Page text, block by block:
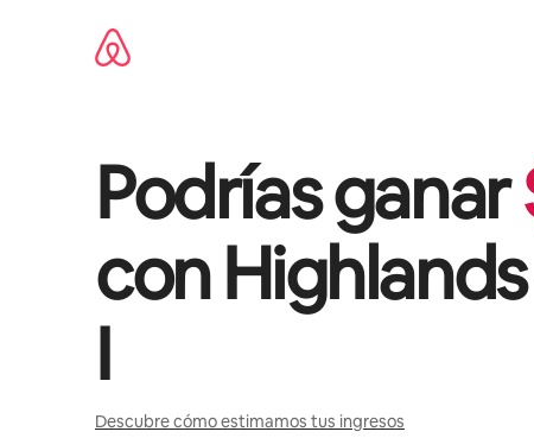
Podrías ganar
con
I
Descubre cómo estimamos tus ingresos